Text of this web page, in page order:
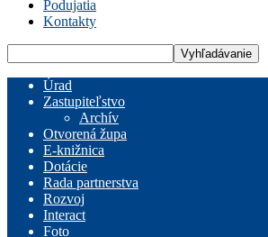
Podujatia
Kontakty
Úrad
Zastupiteľstvo
Archív
Otvorená župa
E-knižnica
Dotácie
Rada partnerstva
Rozvoj
Interact
Foto